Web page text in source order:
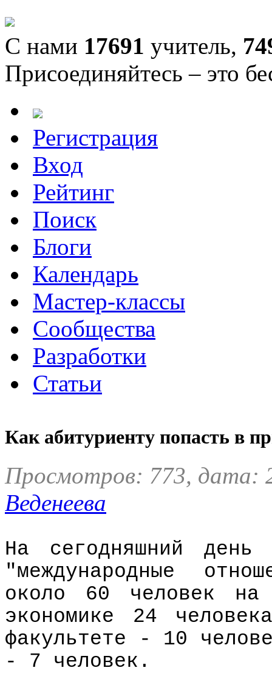
С нами 17691 учитель,
Присоединяйтесь – это
Регистрация
Вход
Рейтинг
Поиск
Блоги
Календарь
Мастер-классы
Сообщества
Разработки
Статьи
Как абитуриенту попасть в
Просмотров: 773, дата:
Веденеева
На сегодняшний
"международные
около 60 человек
экономике 24
факультете - 10
- 7 человек.